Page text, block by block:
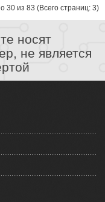
30 из 83 (Всего страниц: 3)
носят
не является